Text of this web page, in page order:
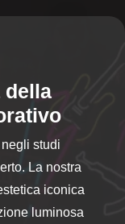
della
negli studi
La nostra
iconica
luminosa